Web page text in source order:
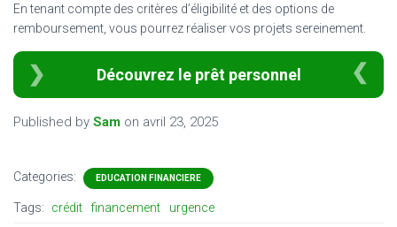
En tenant compte des critères d’éligibilité et des options de
remboursement, vous pourrez réaliser vos projets sereinement.
Découvrez le prêt personnel
Published by Sam on avril 23, 2025
Categories: EDUCATION FINANCIERE
Tags: crédit financement urgence